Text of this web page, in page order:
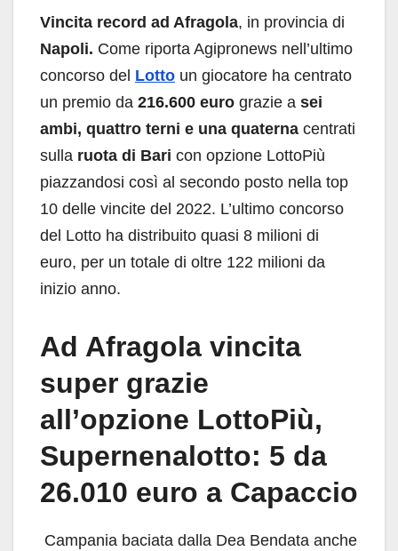
Vincita record ad Afragola, in provincia di
Napoli. Come riporta Agipronews nell’ultimo
concorso del Lotto un giocatore ha centrato
un premio da 216.600 euro grazie a sei
ambi, quattro terni e una quaterna centrati
sulla ruota di Bari con opzione LottoPiù
piazzandosi così al secondo posto nella top
10 delle vincite del 2022. L’ultimo concorso
del Lotto ha distribuito quasi 8 milioni di
euro, per un totale di oltre 122 milioni da
inizio anno.
Ad Afragola vincita
super grazie
all’opzione LottoPiù,
Supernenalotto: 5 da
26.010 euro a Capaccio
Campania baciata dalla Dea Bendata anche